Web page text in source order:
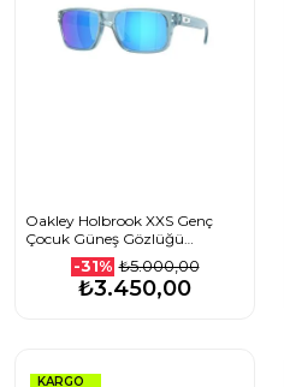
Oakley Holbrook XXS Genç
Çocuk Güneş Gözlüğü
J901402 Trans Stonewash
Prizm Sapphire
-31% ₺5.000,00
₺3.450,00
KARGO